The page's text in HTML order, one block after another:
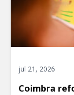
jul 21, 2026
Coimbra